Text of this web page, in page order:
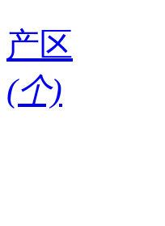
产区
(个)